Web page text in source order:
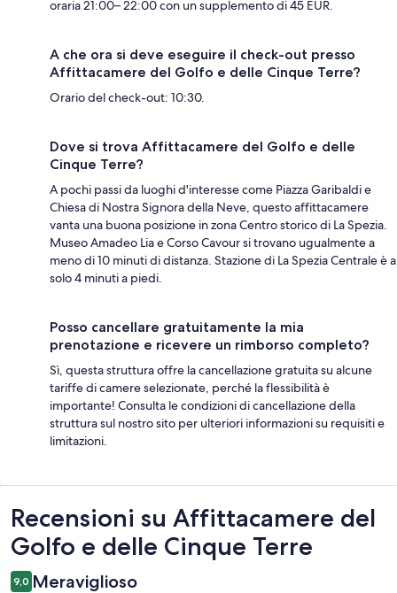
oraria 21:00– 22:00 con un supplemento di 45 EUR.
A che ora si deve eseguire il check-out presso
Affittacamere del Golfo e delle Cinque Terre?
Orario del check-out: 10:30.
Dove si trova Affittacamere del Golfo e delle
Cinque Terre?
A pochi passi da luoghi d'interesse come Piazza Garibaldi e
Chiesa di Nostra Signora della Neve, questo affittacamere
vanta una buona posizione in zona Centro storico di La Spezia.
Museo Amadeo Lia e Corso Cavour si trovano ugualmente a
meno di 10 minuti di distanza. Stazione di La Spezia Centrale è a
solo 4 minuti a piedi.
Posso cancellare gratuitamente la mia
prenotazione e ricevere un rimborso completo?
Sì, questa struttura offre la cancellazione gratuita su alcune
tariffe di camere selezionate, perché la flessibilità è
importante! Consulta le condizioni di cancellazione della
struttura sul nostro sito per ulteriori informazioni su requisiti e
limitazioni.
Recensioni
Recensioni su Affittacamere del
Golfo e delle Cinque Terre
9,0 Meraviglioso